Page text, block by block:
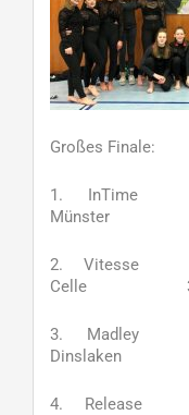
Großes Finale:
1.
Münster
2.
Celle
3.
Dinslaken
4.